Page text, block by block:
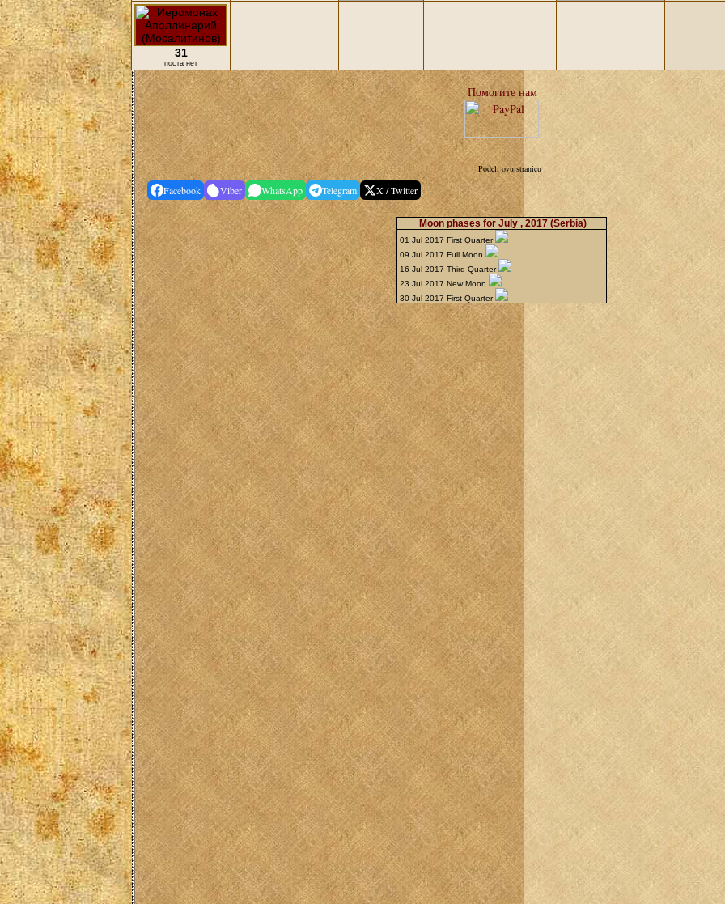
31
поста нет
Помогите нам
Podeli ovu stranicu
Facebook Viber WhatsApp Telegram X / Twitter
Moon phases for July , 2017 (Serbia)
01 Jul 2017 First Quarter
09 Jul 2017 Full Moon
16 Jul 2017 Third Quarter
23 Jul 2017 New Moon
30 Jul 2017 First Quarter